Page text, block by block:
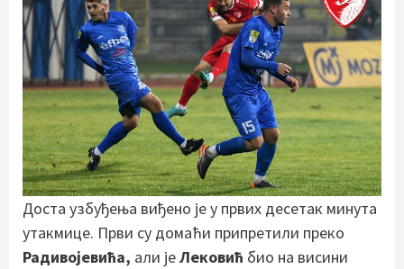
Доста узбуђења виђено је у првих десетак минута
утакмице. Први су домаћи припретили преко
Радивојевића, али јеЛековић био на висини